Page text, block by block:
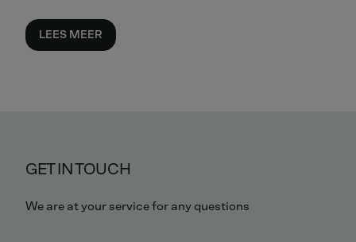
LEES MEER
GET IN TOUCH
We are at your service for any questions